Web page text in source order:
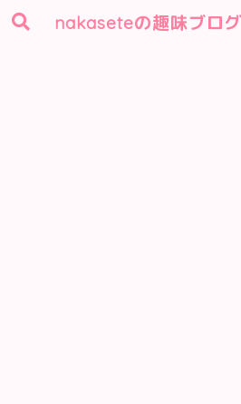
nakaseteの趣味ブログ